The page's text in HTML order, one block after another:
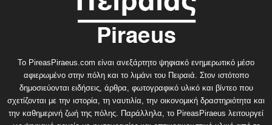
Το PireasPiraeus.com είναι ανεξάρτητο ψηφιακό ενημερωτικό μέσο
αφιερωμένο στην πόλη και το λιμάνι του Πειραιά. Στον ιστότοπο
δημοσιεύονται ειδήσεις, άρθρα, φωτογραφικό υλικό και βίντεο που
σχετίζονται με την ιστορία, τη ναυτιλία, την οικονομική δραστηριότητα και
την καθημερινή ζωή της πόλης. Παράλληλα, το PireasPiraeus λειτουργεί